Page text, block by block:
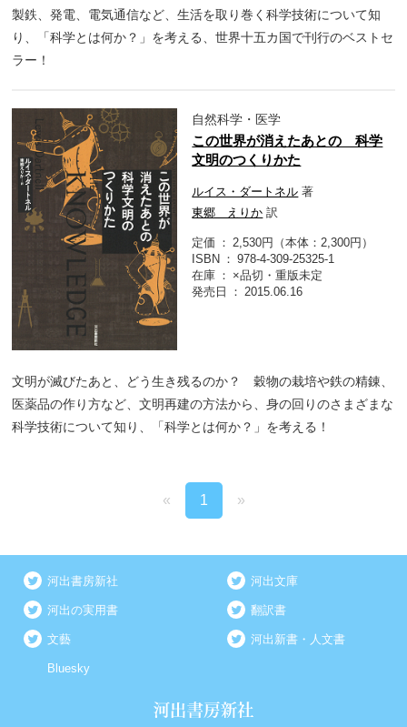
製鉄、発電、電気通信など、生活を取り巻く科学技術について知
り、「科学とは何か？」を考える、世界十五カ国で刊行のベストセ
ラー！
自然科学・医学
この世界が消えたあとの 科学
文明のつくりかた
ルイス・ダートネル 著
東郷 えりか 訳
定価
2,530円（本体：2,300円）
ISBN
978-4-309-25325-1
在庫
×品切・重版未定
発売日
2015.06.16
文明が滅びたあと、どう生き残るのか？ 穀物の栽培や鉄の精錬、
医薬品の作り方など、文明再建の方法から、身の回りのさまざまな
科学技術について知り、「科学とは何か？」を考える！
« 1 »
河出書房新社 河出文庫
河出の実用書 翻訳書
文藝 河出新書・人文書
Bluesky